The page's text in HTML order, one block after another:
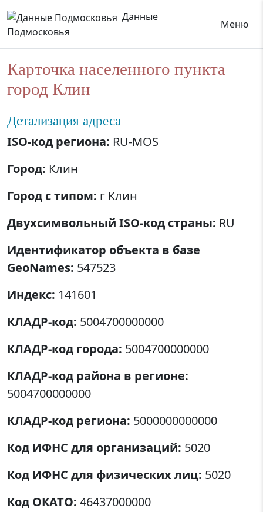
Данные
Подмосковья
Меню
Карточка населенного пункта
город Клин
Детализация адреса
ISO-код региона: RU-MOS
Город: Клин
Город с типом: г Клин
Двухсимвольный ISO-код страны: RU
Идентификатор объекта в базе
GeoNames: 547523
Индекс: 141601
КЛАДР-код: 5004700000000
КЛАДР-код города: 5004700000000
КЛАДР-код района в регионе:
5004700000000
КЛАДР-код региона: 5000000000000
Код ИФНС для организаций: 5020
Код ИФНС для физических лиц: 5020
Код ОКАТО: 46437000000